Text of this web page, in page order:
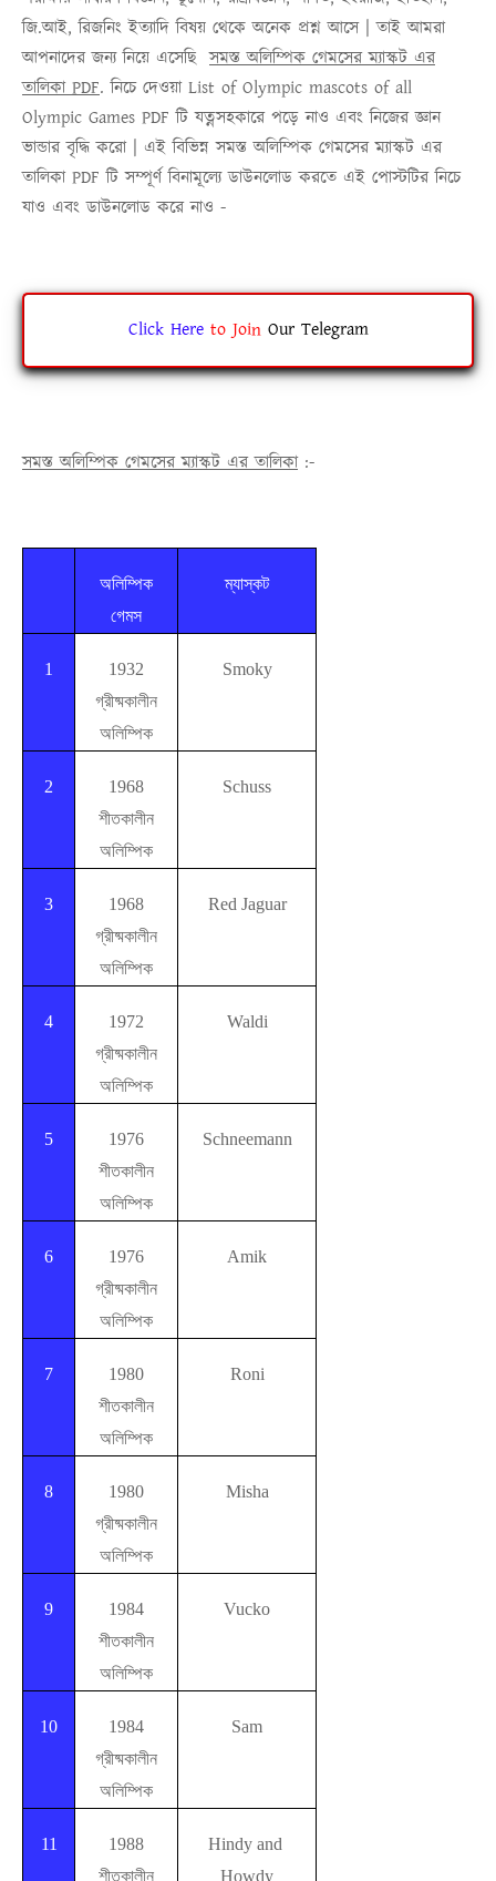
জি.আই, রিজনিং ইত্যাদি বিষয় থেকে অনেক প্রশ্ন আসে | তাই আমরা
আপনাদের জন্য নিয়ে এসেছিসমস্ত অলিম্পিক গেমসের ম্যাস্কট এর
তালিকা PDF. নিচে দেওয়া List of Olympic mascots of all
Olympic Games PDF টি যত্নসহকারে পড়ে নাও এবং নিজের জ্ঞান
ভান্ডার বৃদ্ধি করো | এই বিভিন্ন সমস্ত অলিম্পিক গেমসের ম্যাস্কট এর
তালিকা PDF টি সম্পূর্ণ বিনামূল্যে ডাউনলোড করতে এই পোস্টটির নিচে
যাও এবং ডাউনলোড করে নাও -
Click Here toJoin Our Telegram
সমস্ত অলিম্পিক গেমসের ম্যাস্কট এর তালিকা:-
অলিম্পিক
গেমস
ম্যাস্কট
1
1932
গ্রীষ্মকালীন
অলিম্পিক
Smoky
2
1968
শীতকালীন
অলিম্পিক
Schuss
3
1968
গ্রীষ্মকালীন
অলিম্পিক
Red Jaguar
4
1972
গ্রীষ্মকালীন
অলিম্পিক
Waldi
5
1976
শীতকালীন
অলিম্পিক
Schneemann
6
1976
গ্রীষ্মকালীন
অলিম্পিক
Amik
7
1980
শীতকালীন
অলিম্পিক
Roni
8
1980
গ্রীষ্মকালীন
অলিম্পিক
Misha
9
1984
শীতকালীন
অলিম্পিক
Vucko
10
1984
গ্রীষ্মকালীন
অলিম্পিক
Sam
11
1988
শীতকালীন
Hindy and
Howdy